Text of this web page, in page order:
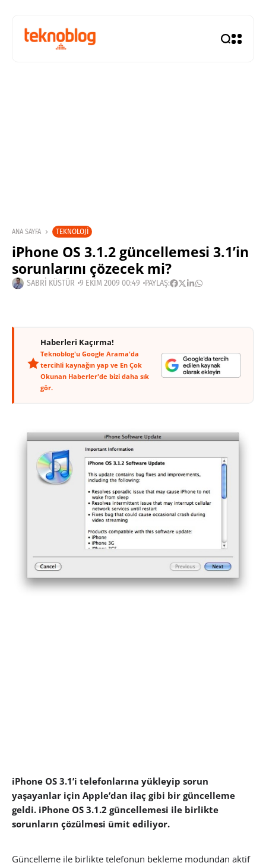
ANA SAYFA TEKNOLOJI
iPhone OS 3.1.2 güncellemesi 3.1’in
sorunlarını çözecek mi?
SABRI KÜSTÜR 9 EKIM 2009 00:49 PAYLAŞ:
Haberleri Kaçırma!
Teknoblog'u Google Arama'da
tercihli kaynağın yap ve En Çok
Okunan Haberler'de bizi daha sık
gör.
iPhone OS 3.1’i telefonlarına yükleyip sorun
yaşayanlar için Apple’dan ilaç gibi bir güncelleme
geldi. iPhone OS 3.1.2 güncellemesi ile birlikte
sorunların çözülmesi ümit ediliyor.
Güncelleme ile birlikte telefonun bekleme modundan aktif